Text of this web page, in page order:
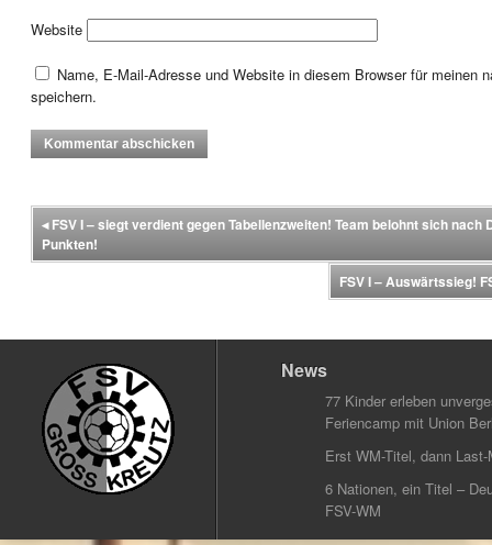
Website
Name, E-Mail-Adresse und Website in diesem Browser für meinen
speichern.
◂FSV I – siegt verdient gegen Tabellenzweiten! Team belohnt sich
Punkten!
FSV I – Auswärtssieg!
News
77 Kinder erleben
Feriencamp mit Union
Erst WM-Titel, dann
6 Nationen, ein Titel –
FSV-WM